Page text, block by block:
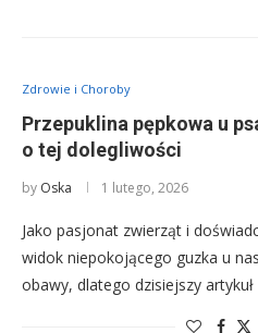
Zdrowie i Choroby
Przepuklina pępkowa u
o tej dolegliwości
by Oska 1 lutego, 2026
Jako pasjonat zwierząt i
widok niepokojącego guzka u
obawy, dlatego dzisiejszy